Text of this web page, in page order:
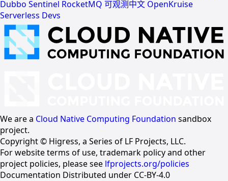
Dubbo Sentinel RocketMQ 可观测中文 OpenKruise
Serverless Devs
We are a Cloud Native Computing Foundation sandbox
project.
Copyright © Higress, a Series of LF Projects, LLC.
For website terms of use, trademark policy and other
project policies, please see lfprojects.org/policies
Documentation Distributed under CC-BY-4.0